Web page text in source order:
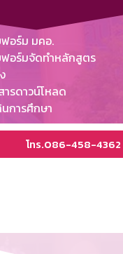
อร์ม มคอ.
อร์มจัดทำหลักสูตร
ารดาวน์โหลด
การศึกษา
โทร.086-458-4362